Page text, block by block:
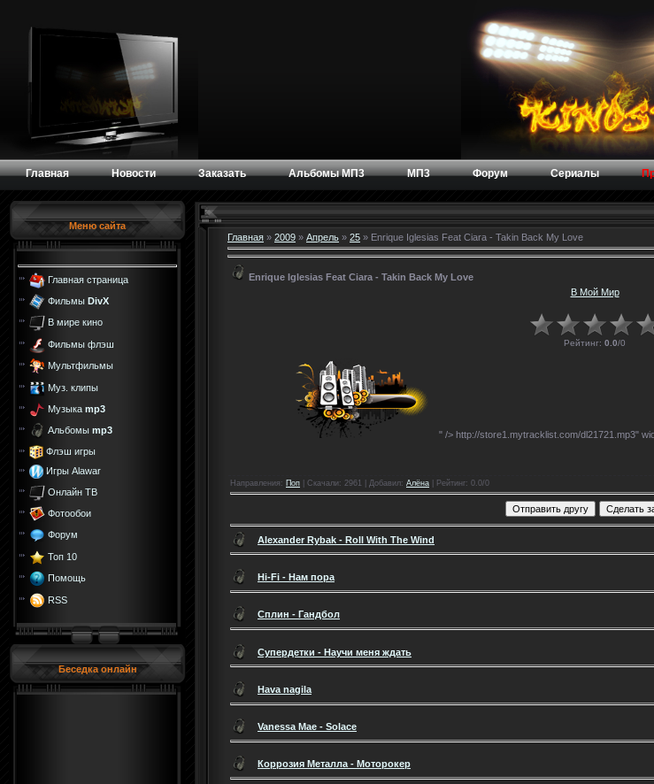
Главная Новости Заказать Альбомы МП3 МП3 Форум Сериалы
Меню сайта
Главная страница
Фильмы DivX
В мире кино
Фильмы флэш
Мультфильмы
Муз. клипы
Музыка mp3
Альбомы mp3
Флэш игры
Игры Alawar
Онлайн ТВ
Фотообои
Форум
Топ 10
Помощь
RSS
Беседка онлайн
Главная » 2009 » Апрель » 25 » Enrique Iglesias Feat Ciara - Takin Back My Love
Enrique Iglesias Feat Ciara - Takin Back My Love
В Мой Мир
Рейтинг: 0.0/0
" /> http://store1.mytracklist.com/dl21721.mp3"
Направления : Поп Скачали: 2961 | Добавил: Алёна Рейтинг: 0.0/0
Alexander Rybak - Roll With The Wind
Hi-Fi - Нам пора
Сплин - Гандбол
Супердетки - Научи меня ждать
Hava nagila
Vanessa Mae - Solace
Коррозия Металла - Моторокер